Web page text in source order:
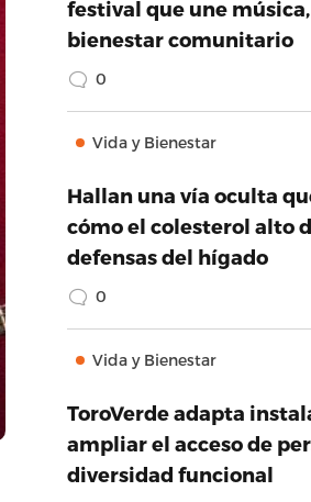
festival que une
bienestar comunitario
0
Vida y Bienestar
Hallan una vía oculta
cómo el colesterol alto
defensas del hígado
0
Vida y Bienestar
ToroVerde adapta
ampliar el acceso de
diversidad funcional